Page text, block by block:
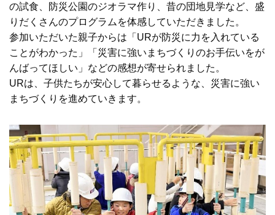
の試食、防災公園のジオラマ作り、昔の団地見学など、盛
りだくさんのプログラムを体感していただきました。
参加いただいた親子からは「URが防災に力を入れている
ことがわかった」「災害に強いまちづくりのお手伝いをが
んばってほしい」などの感想が寄せられました。
URは、子供たちが安心して暮らせるような、災害に強い
まちづくりを進めていきます。